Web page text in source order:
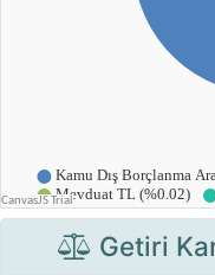
Getiri